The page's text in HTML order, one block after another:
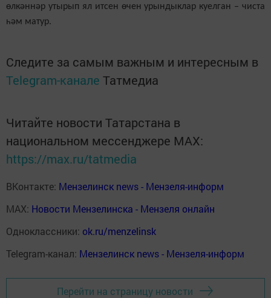
өлкәннәр утырып ял итсен өчен урындыклар куелган – чиста
һәм матур.
Следите за самым важным и интересным в
Telegram-канале Татмедиа
Читайте новости Татарстана в
национальном мессенджере MАХ:
https://max.ru/tatmedia
ВКонтакте: Мензелинск news - Мензеля-информ
MAX: Новости Мензелинска - Мензеля онлайн
Одноклассники: ok.ru/menzelinsk
Telegram-канал: Мензелинск news - Мензеля-информ
Перейти на страницу новости